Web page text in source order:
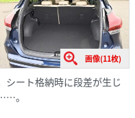
画像(11枚)
シート格納時に段差が生じ
。